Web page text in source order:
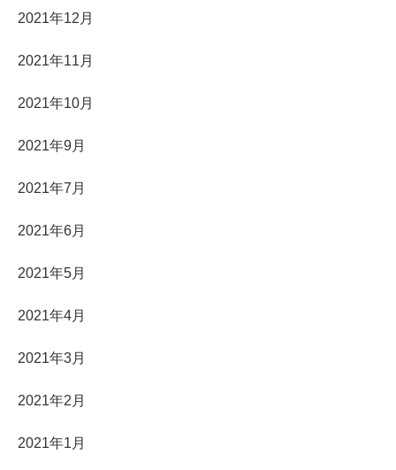
2021年12月
2021年11月
2021年10月
2021年9月
2021年7月
2021年6月
2021年5月
2021年4月
2021年3月
2021年2月
2021年1月